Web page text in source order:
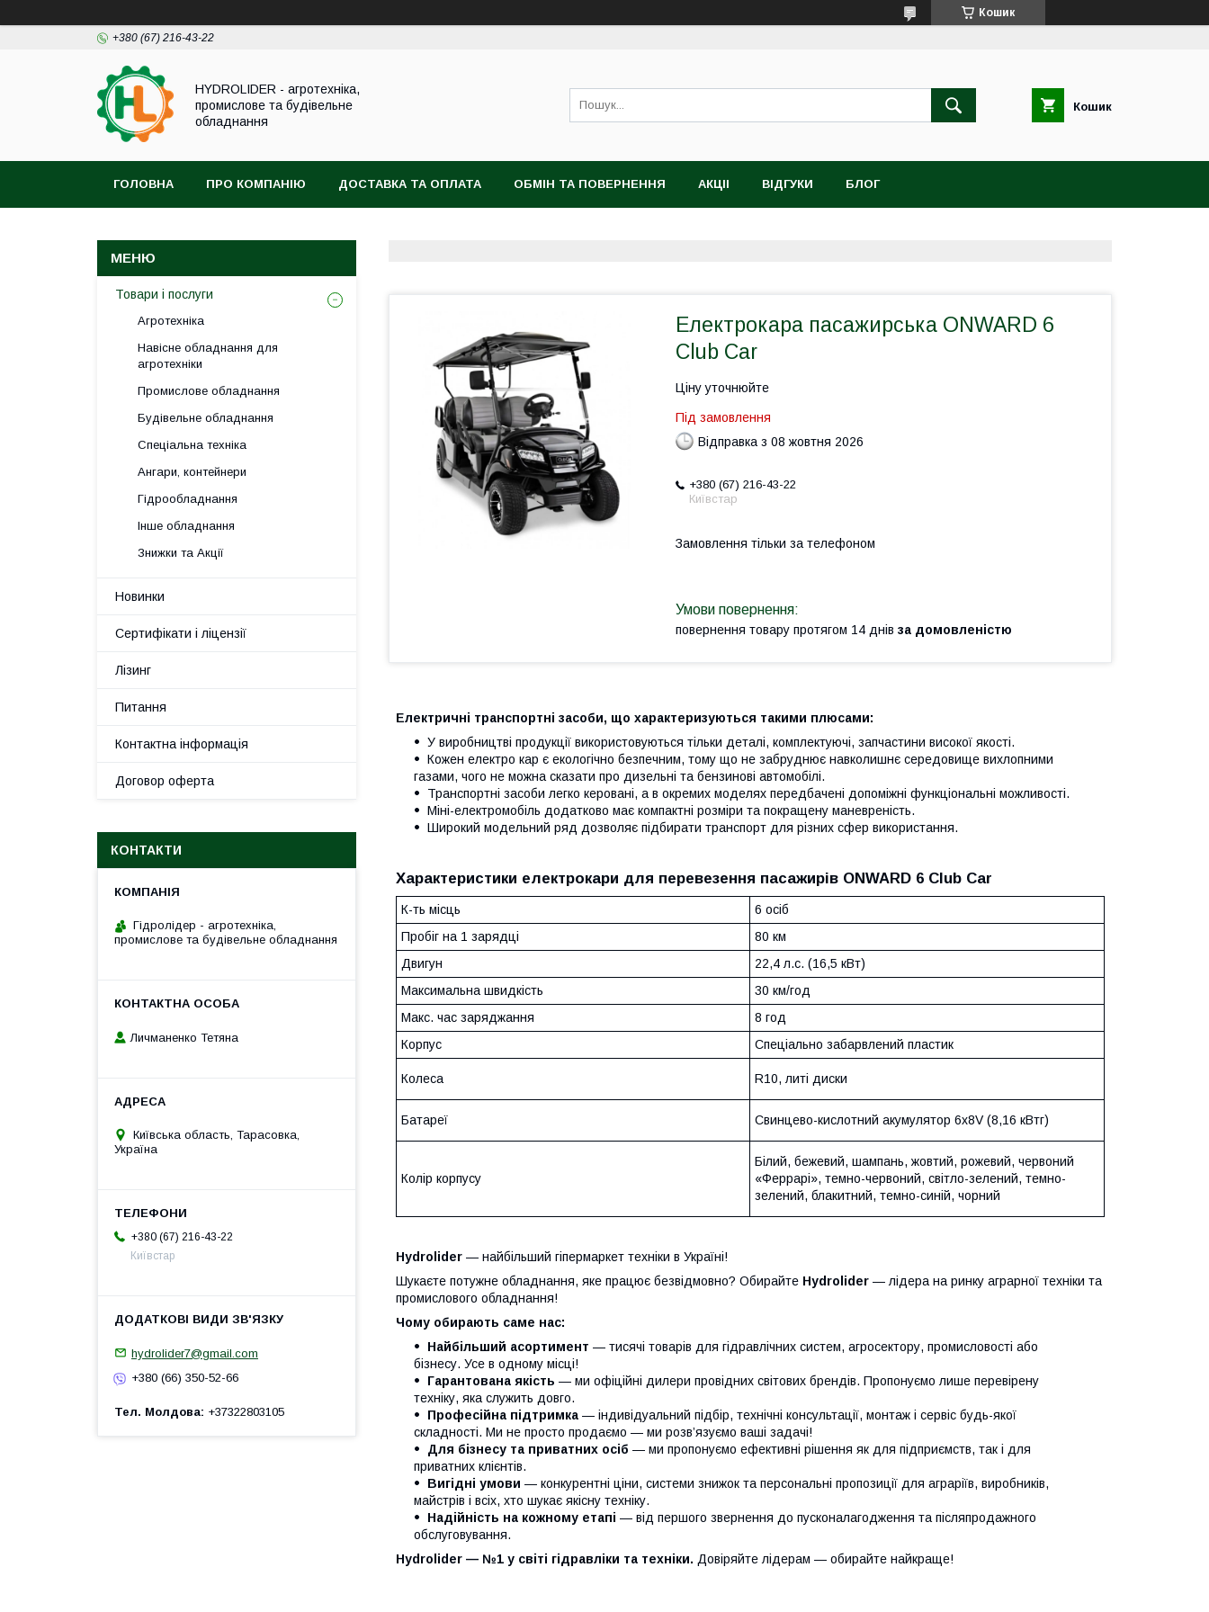
Кошик
+380 (67) 216-43-22
HYDROLIDER - агротехніка,
промислове та будівельне
обладнання
Кошик
ГОЛОВНА ПРО КОМПАНІЮ ДОСТАВКА ТА ОПЛАТА ОБМІН ТА ПОВЕРНЕННЯ АКЦІІ ВІДГУКИ БЛОГ
Електрокара пасажирська ONWARD 6
Club Car
Ціну уточнюйте
Під замовлення
Відправка з 08 жовтня 2026
+380 (67) 216-43-22
Київстар
Замовлення тільки за телефоном
повернення товару протягом 14 днів за домовленістю
Електричні транспортні засоби, що характеризуються такими плюсами:
У виробництві продукції використовуються тільки деталі, комплектуючі, запчастини високої якості.
Кожен електро кар є екологічно безпечним, тому що не забруднює навколишнє середовище вихлопними
газами, чого не можна сказати про дизельні та бензинові автомобілі.
Транспортні засоби легко керовані, а в окремих моделях передбачені допоміжні функціональні можливості.
Міні-електромобіль додатково має компактні розміри та покращену маневреність.
Широкий модельний ряд дозволяє підбирати транспорт для різних сфер використання.
Характеристики електрокари для перевезення пасажирів ONWARD 6 Club Car
К-ть місць
6 осіб
Пробіг на 1 зарядці
80 км
Двигун
22,4 л.с. (16,5 кВт)
Максимальна швидкість
30 км/год
Макс. час заряджання
8 год
Корпус
Спеціально забарвлений пластик
Колеса R10, литі диски
Батареї Свинцево-кислотний акумулятор 6x8V (8,16 кВтг)
Колір корпусу
Білий, бежевий, шампань, жовтий, рожевий, червоний
«Феррарі», темно-червоний, світло-зелений, темно-
зелений, блакитний, темно-синій, чорний
Hydrolider — найбільший гіпермаркет техніки в Україні!
Шукаєте потужне обладнання, яке працює безвідмовно? Обирайте Hydrolider — лідера на ринку аграрної техніки та
промислового обладнання!
Чому обирають саме нас:
Найбільший асортимент — тисячі товарів для гідравлічних систем, агросектору, промисловості або
бізнесу. Усе в одному місці!
Гарантована якість — ми офіційні дилери провідних світових брендів. Пропонуємо лише перевірену
техніку, яка служить довго.
Професійна підтримка — індивідуальний підбір, технічні консультації, монтаж і сервіс будь-якої
складності. Ми не просто продаємо — ми розв’язуємо ваші задачі!
Для бізнесу та приватних осіб — ми пропонуємо ефективні рішення як для підприємств, так і для
приватних клієнтів.
Вигідні умови — конкурентні ціни, системи знижок та персональні пропозиції для аграріїв, виробників,
майстрів і всіх, хто шукає якісну техніку.
Надійність на кожному етапі — від першого звернення до пусконалагодження та післяпродажного
обслуговування.
Hydrolider — №1 у світі гідравліки та техніки. Довіряйте лідерам — обирайте найкраще!
Товари і послуги
Агротехніка
Навісне обладнання для
агротехніки
Промислове обладнання
Будівельне обладнання
Спеціальна техніка
Ангари, контейнери
Гідрообладнання
Інше обладнання
Знижки та Акції
Новинки
Сертифікати і ліцензії
Лізинг
Питання
Контактна інформація
Договор оферта
КОНТАКТИ
Гідролідер - агротехніка,
промислове та будівельне обладнання
Личманенко Тетяна
Київська область, Тарасовка,
Україна
+380 (67) 216-43-22
Київстар
hydrolider7@gmail.com
+380 (66) 350-52-66
Тел. Молдова +37322803105